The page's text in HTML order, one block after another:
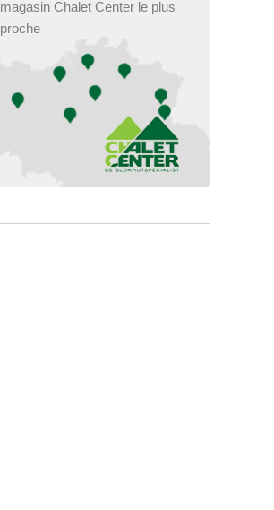
magasin Chalet Center le plus
proche